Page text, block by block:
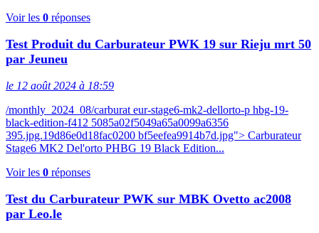
Voir les 0 réponses
Test Produit du Carburateur PWK 19 sur Rieju mrt 50
par Jeuneu
le 12 août 2024 à 18:59
/monthly_2024_08/carburat eur-stage6-mk2-dellorto-p hbg-19-
black-edition-f412 5085a02f5049a65a0099a6356
395.jpg.19d86e0d18fac0200 bf5eefea9914b7d.jpg"> Carburateur
Stage6 MK2 Del'orto PHBG 19 Black Edition...
Voir les 0 réponses
Test du Carburateur PWK sur MBK Ovetto ac2008
par Leo.le